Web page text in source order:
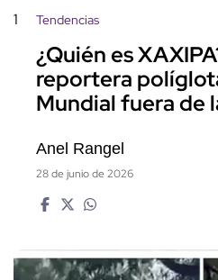
1 Tendencias
¿Quién es
reportera
Mundial fuera de
Anel Rangel
28 de junio de 2026